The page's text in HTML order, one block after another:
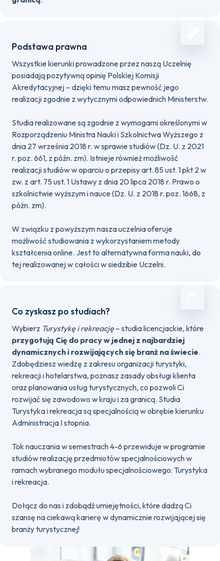
Podstawa prawna
Wszystkie kierunki prowadzone przez naszą Uczelnię
posiadają pozytywną opinię Polskiej Komisji
Akredytacyjnej – dzięki temu masz pewność jego
realizacji zgodnie z wytycznymi odpowiednich Ministerstw.
Studia realizowane są zgodnie z wymogami określonymi w
Rozporządzeniu Ministra Nauki i Szkolnictwa Wyższego z
dnia 27 września 2018 r. w sprawie studiów (Dz. U. z 2021
r. poz. 661, z późn. zm). Istnieje również możliwość
realizacji studiów w oparciu o przepisy art. 85 ust. 1 pkt 2 w
zw. z art. 75 ust. 1 Ustawy z dnia 20 lipca 2018 r. Prawo o
szkolnictwie wyższym i nauce (Dz. U. z 2018 r. poz. 1668, z
późn. zm).
W związku z powyższym nasza uczelnia oferuje
możliwość studiowania z wykorzystaniem metody
kształcenia online. Jest to alternatywna forma nauki, do
tej realizowanej w całości w siedzibie Uczelni.
Co zyskasz po studiach?
Wybierz Turystykę i rekreację– studia licencjackie, które
przygotują Cię do pracy w jednej z najbardziej
dynamicznych i rozwijających się branż na świecie.
Zdobędziesz wiedzę z zakresu organizacji turystyki,
rekreacji i hotelarstwa, poznasz zasady obsługi klienta
oraz planowania usług turystycznych, co pozwoli Ci
rozwijać się zawodowo w kraju i za granicą. Studia
Turystyka i rekreacja są specjalnością w obrębie kierunku
Administracja I stopnia.
Tok nauczania w semestrach 4-6 przewiduje w programie
studiów realizację przedmiotów specjalnościowych w
ramach wybranego modułu specjalnościowego: Turystyka
i rekreacja.
Dołącz do nas i zdobądź umiejętności, które dadzą Ci
szansę na ciekawą karierę w dynamicznie rozwijającej się
branży turystycznej!